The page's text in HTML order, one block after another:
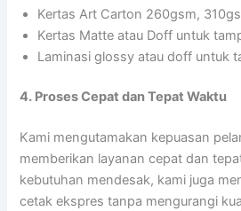
Kertas Art Carton 260gsm,
Kertas Matte atau Doff untuk
Laminasi glossy atau doff untuk
4. Proses Cepat dan Tepat Waktu
Kami mengutamakan kepuasan
memberikan layanan cepat dan
kebutuhan mendesak, kami juga
cetak ekspres tanpa mengurangi